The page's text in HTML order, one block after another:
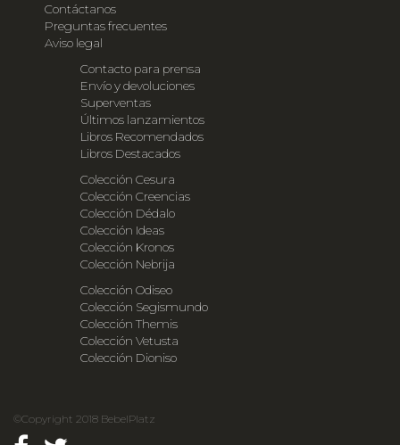
Contáctanos
Preguntas frecuentes
Aviso legal
Contacto para prensa
Envío y devoluciones
Superventas
Últimos lanzamientos
Libros Recomendados
Libros Destacados
Colección Cesura
Colección Creencias
Colección Dédalo
Colección Ideas
Colección Kronos
Colección Nebrija
Colección Odiseo
Colección Segismundo
Colección Themis
Colección Vetusta
Colección Dioniso
©Copyright 2018 BebelPlatz